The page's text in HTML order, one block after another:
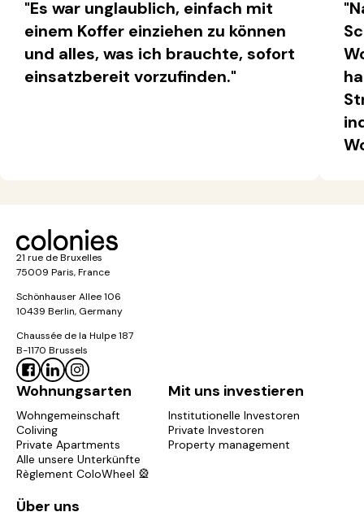
"Es war unglaublich, einfach mit
einem Koffer einziehen zu können
und alles, was ich brauchte, sofort
einsatzbereit vorzufinden."
21 rue de Bruxelles
75009 Paris, France
Schönhauser Allee 106
10439 Berlin, Germany
Chaussée de la Hulpe 187
B-1170 Brussels
Wohnungsarten
Wohngemeinschaft
Coliving
Private Apartments
Alle unsere Unterkünfte
Règlement ColoWheel 🎡
Mit uns investieren
Institutionelle Investoren
Private Investoren
Property management
Über uns